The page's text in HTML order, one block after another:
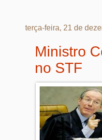
terça-feira, 21 de
Ministro
no STF